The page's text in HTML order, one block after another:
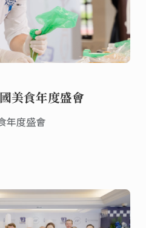
美食年度盛會
年度盛會